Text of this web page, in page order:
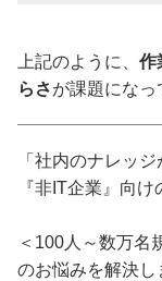
上記のように、 作
らさが課題になっ
「社内のナレッ
『非IT企業』向
＜100人～数万名
のお悩みを解決し